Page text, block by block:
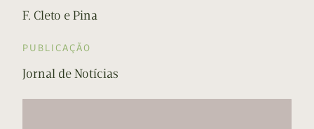
F. Cleto e Pina
PUBLICAÇÃO
Jornal de Notícias